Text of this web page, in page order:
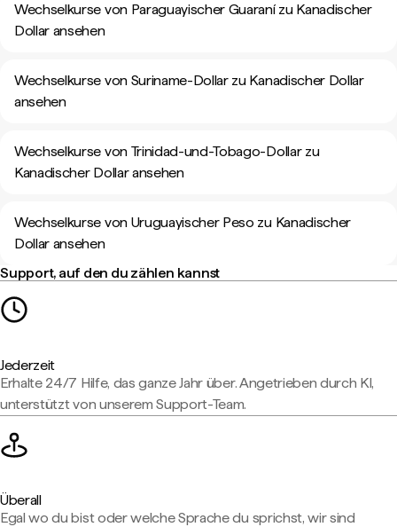
Wechselkurse von Paraguayischer Guaraní zu Kanadischer
Dollar ansehen
Wechselkurse von Suriname-Dollar zu Kanadischer Dollar
ansehen
Wechselkurse von Trinidad-und-Tobago-Dollar zu
Kanadischer Dollar ansehen
Wechselkurse von Uruguayischer Peso zu Kanadischer
Dollar ansehen
Support, auf den du zählen kannst
Jederzeit
Erhalte 24/7 Hilfe, das ganze Jahr über. Angetrieben durch KI,
unterstützt von unserem Support-Team.
Überall
Egal wo du bist oder welche Sprache du sprichst, wir sind